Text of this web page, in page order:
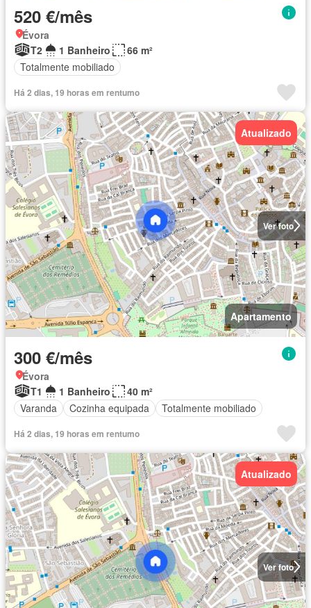
520 €/mês
Évora
T2
1 Banheiro
66 m²
Totalmente mobiliado
Há 2 dias, 19 horas em rentumo
Ver foto
Atualizado
Apartamento
300 €/mês
Évora
T1
1 Banheiro
40 m²
Varanda
Cozinha equipada Totalmente mobiliado
Há 2 dias, 19 horas em rentumo
Ver foto
Atualizado